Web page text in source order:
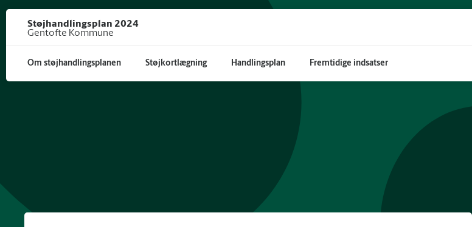
Støjhandlingsplan 2024
Gentofte Kommune
Om støjhandlingsplanen Støjkortlægning Handlingsplan Fremtidige indsatser